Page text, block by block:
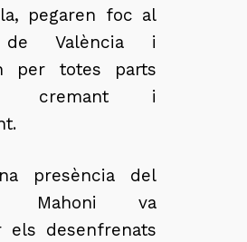
pegaren foc al
de València i
per totes parts
cremant i
presència del
Mahoni va
els desenfrenats